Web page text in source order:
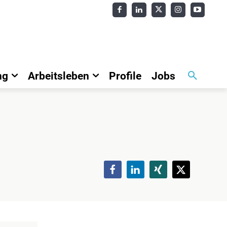
Arbeitsleben Profile Jobs